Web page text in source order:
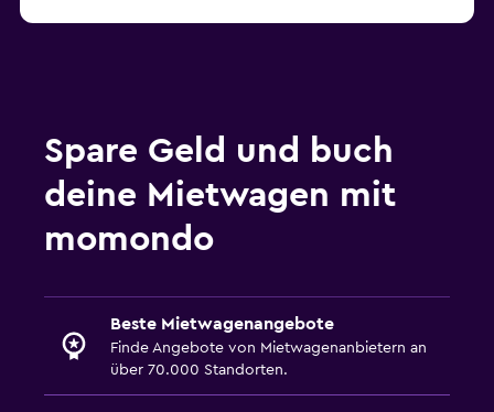
Spare Geld und buch
deine Mietwagen mit
momondo
Beste Mietwagenangebote
Finde Angebote von Mietwagenanbietern an
über 70.000 Standorten.